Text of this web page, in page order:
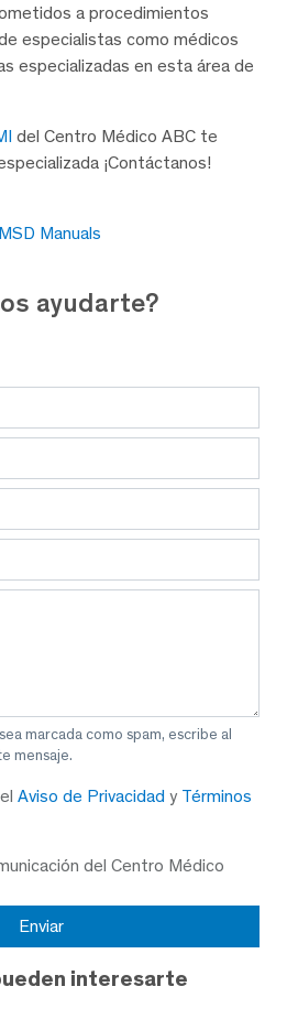
a procedimientos
especialistas como médicos
especializadas en esta área de
del Centro Médico ABC te
¡Contáctanos!
MSD Manuals
ayudarte?
marcada como spam, escribe al
mensaje.
Aviso de Privacidad y Términos
del Centro Médico
interesarte